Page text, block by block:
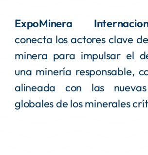
ExpoMinera
conecta los actores clave
minera para impulsar el
una minería responsable,
alineada con las
globales de los minerales